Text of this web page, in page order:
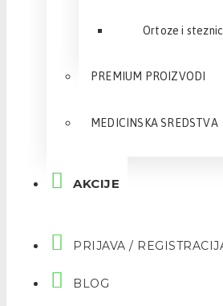
Ortoze i
PREMIUM PROIZVODI
MEDICINSKA SREDSTVA
AKCIJE
PRIJAVA /
BLOG